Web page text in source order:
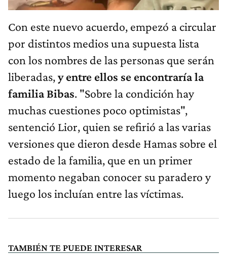
Con este nuevo acuerdo, empezó a circular
por distintos medios una supuesta lista
con los nombres de las personas que serán
liberadas,y entre ellos se encontraría la
familia Bibas. "Sobre la condición hay
muchas cuestiones poco optimistas",
sentenció Lior, quien se refirió a las varias
versiones que dieron desde Hamas sobre el
estado de la familia, que en un primer
momento negaban conocer su paradero y
luego los incluían entre las víctimas.
TAMBIÉN TE PUEDE INTERESAR